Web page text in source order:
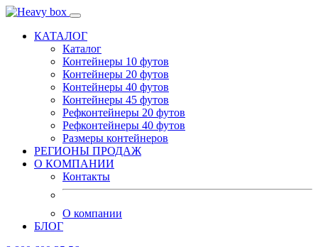
КАТАЛОГ
Каталог
Контейнеры 10 футов
Контейнеры 20 футов
Контейнеры 40 футов
Контейнеры 45 футов
Рефконтейнеры 20 футов
Рефконтейнеры 40 футов
Размеры контейнеров
РЕГИОНЫ ПРОДАЖ
О КОМПАНИИ
Контакты
О компании
БЛОГ